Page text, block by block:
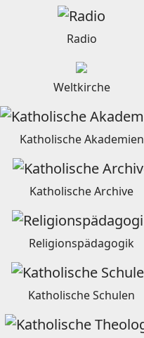
Radio
Weltkirche
Katholische Akademien
Katholische Archive
Religionspädagogik
Katholische Schulen